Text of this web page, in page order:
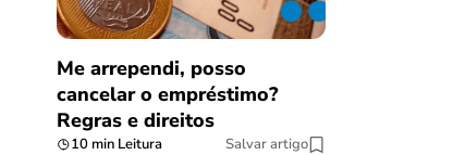
Me arrependi, posso
cancelar o empréstimo?
Regras e direitos
10 min Leitura Salvar artigo